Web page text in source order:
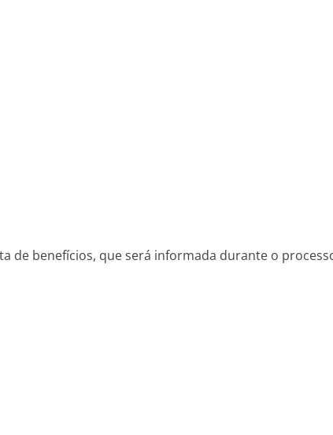
de benefícios, que será informada durante o